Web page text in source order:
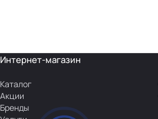
Интернет-магазин
Каталог
Акции
Бренды